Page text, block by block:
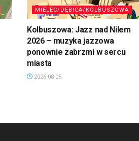
MIELEC/DĘBICA/KOLBUSZOWA
Kolbuszowa: Jazz nad Nilem
2026 – muzyka jazzowa
ponownie zabrzmi w sercu
miasta
2026-08-05